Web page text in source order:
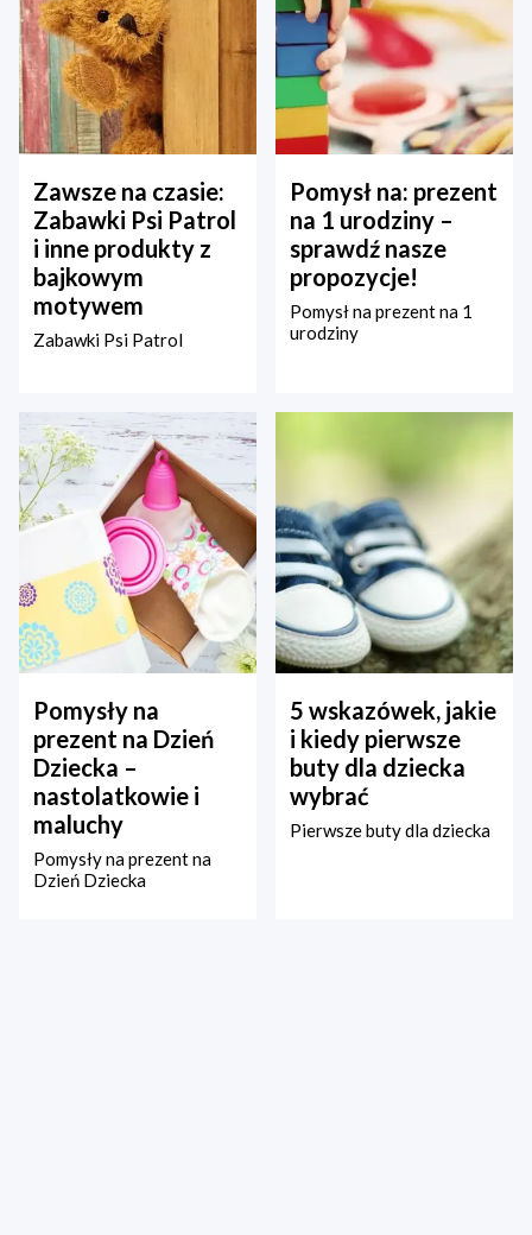
Zawsze na czasie:
Zabawki Psi Patrol
i inne produkty z
bajkowym
motywem
Zabawki Psi Patrol
Pomysł na: prezent
na 1 urodziny –
sprawdź nasze
propozycje!
Pomysł na prezent na 1
urodziny
Pomysły na
prezent na Dzień
Dziecka –
nastolatkowie i
maluchy
Pomysły na prezent na
Dzień Dziecka
5 wskazówek, jakie
i kiedy pierwsze
buty dla dziecka
wybrać
Pierwsze buty dla dziecka